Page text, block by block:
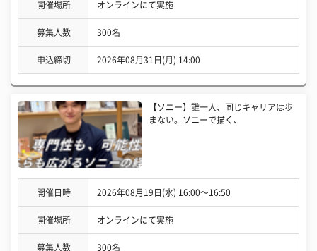
開催場所 オンラインにて実施
募集人数 300名
申込締切 2026年08月31日(月) 14:00
【ソニー】誰一人、同じキャリアは歩
まない。ソニーで描く、
開催日時 2026年08月19日(水) 16:00〜16:50
開催場所 オンラインにて実施
募集人数 300名